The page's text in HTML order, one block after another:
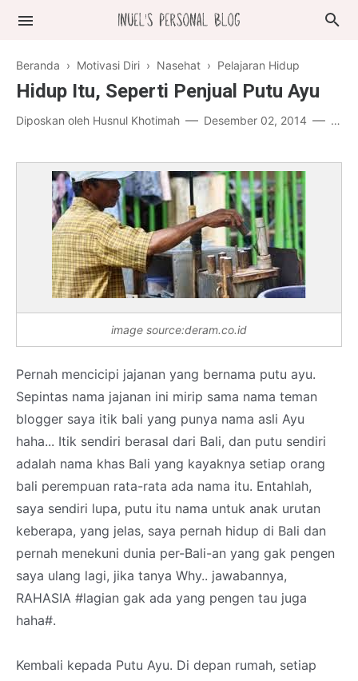
Beranda › Motivasi Diri › Nasehat › Pelajaran Hidup
Hidup Itu, Seperti Penjual Putu Ayu
Diposkan oleh Husnul Khotimah Desember 02, 2014 1
image source:deram.co.id
Pernah mencicipi jajanan yang bernama putu ayu.
Sepintas nama jajanan ini mirip sama nama teman
blogger saya itik bali yang punya nama asli Ayu
haha... Itik sendiri berasal dari Bali, dan putu sendiri
adalah nama khas Bali yang kayaknya setiap orang
bali perempuan rata-rata ada nama itu. Entahlah,
saya sendiri lupa, putu itu nama untuk anak urutan
keberapa, yang jelas, saya pernah hidup di Bali dan
pernah menekuni dunia per-Bali-an yang gak pengen
saya ulang lagi, jika tanya Why.. jawabannya,
RAHASIA #lagian gak ada yang pengen tau juga
haha#.
Kembali kepada Putu Ayu. Di depan rumah, setiap